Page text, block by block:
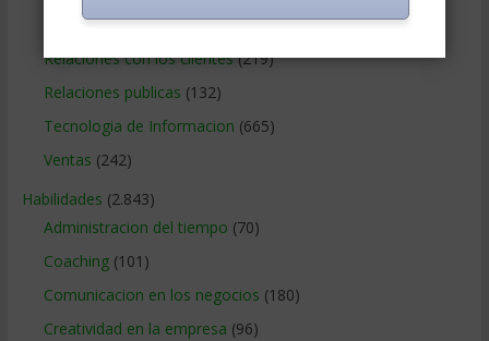
Recursos Humanos(865)
Relaciones con los clientes(219)
Relaciones publicas (132)
Tecnologia de Informacion (665)
Ventas (242)
Habilidades (2.843)
Administracion del tiempo (70)
Coaching(101)
Comunicacion en los negocios (180)
Creatividad en la empresa (96)